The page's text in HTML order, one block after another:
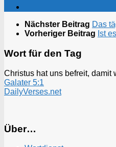
Nächster Beitrag Das
Vorheriger Beitrag Ist
Wort für den Tag
Christus hat uns befreit, damit
Galater 5:1
DailyVerses.net
Über…